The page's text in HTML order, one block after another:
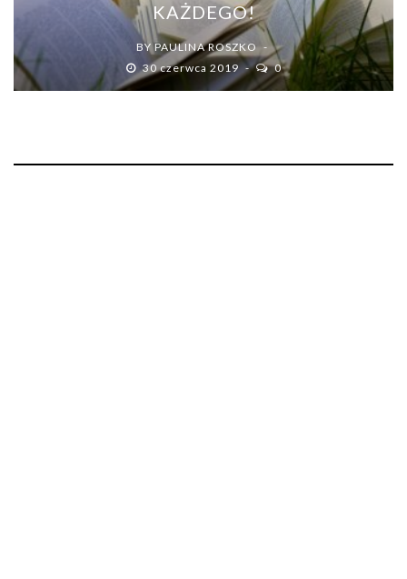
KAŻDEGO!
BYPAULINA ROSZKO
30 czerwca 2019
0